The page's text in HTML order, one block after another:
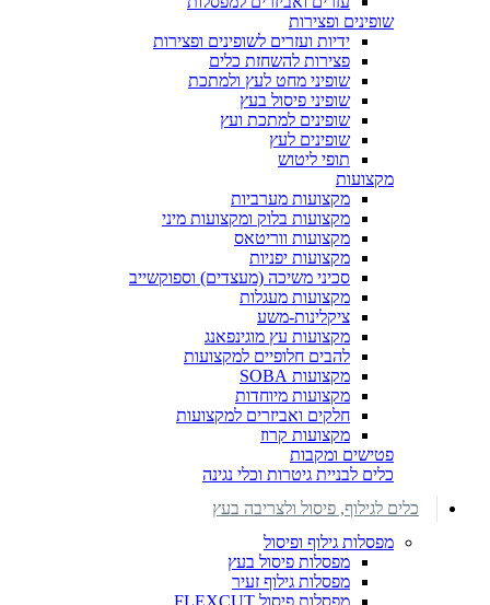
שופינים ופצירות
ידיות ועזרים לשופינים ופצירות
פצירות להשחזת כלים
שופיני מחט לעץ ולמתכת
שופיני פיסול בעץ
שופינים למתכת ועץ
שופינים לעץ
תופי ליטוש
מקצועות
מקצועות מערביות
מקצועות בלוק ומקצועות מיני
מקצועות ווריטאס
מקצועות יפניות
סכיני משיכה (מעצדים) וספוקשייב
מקצועות מעגלות
ציקלינות-משע
מקצועות עץ מוגינפאנג
להבים חלופיים למקצועות
מקצועות SOBA
מקצועות מיוחדות
חלקים ואביזרים למקצועות
מקצועות קרוז
פטישים ומקבות
כלים לבניית גיטרות וכלי נגינה
כלים לגילוף, פיסול ולצריבה בעץ
מפסלות גילוף ופיסול
מפסלות פיסול בעץ
מפסלות גילוף זעיר
מפסלות פיסול FLEXCUT